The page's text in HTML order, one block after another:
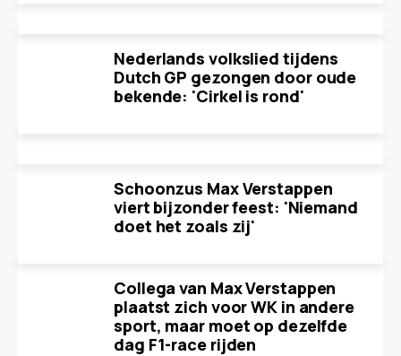
Nederlands volkslied tijdens
Dutch GP gezongen door oude
bekende: 'Cirkel is rond'
Schoonzus Max Verstappen
viert bijzonder feest: 'Niemand
doet het zoals zij'
Collega van Max Verstappen
plaatst zich voor WK in andere
sport, maar moet op dezelfde
dag F1-race rijden